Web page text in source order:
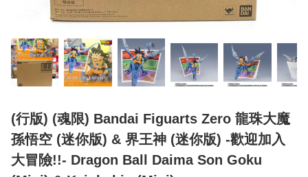
(行版) (魂限) Bandai Figuarts Zero 龍珠大魔
孫悟空 (迷你版) & 界王神 (迷你版) -歡迎加入
大冒險!!- Dragon Ball Daima Son Goku